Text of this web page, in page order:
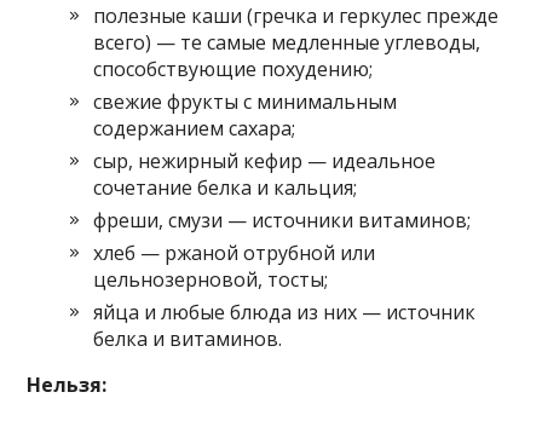
полезные каши (гречка и геркулес прежде
всего) — те самые медленные углеводы,
способствующие похудению;
свежие фрукты с минимальным
содержанием сахара;
сыр, нежирный кефир — идеальное
сочетание белка и кальция;
фреши, смузи — источники витаминов;
хлеб — ржаной отрубной или
цельнозерновой, тосты;
яйца и любые блюда из них — источник
белка и витаминов.
Нельзя: